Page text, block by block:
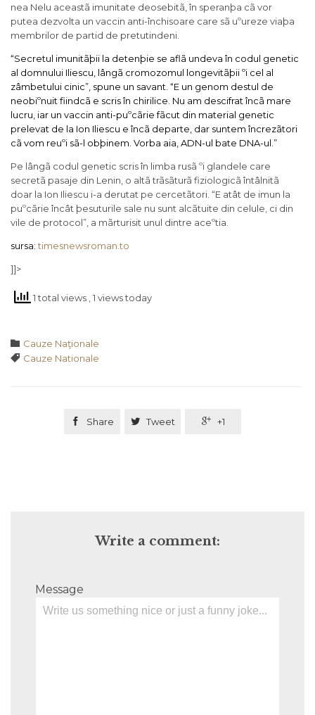
nea Nelu aceastã imunitate deosebitã, în speranþa cã vor
putea dezvolta un vaccin anti-închisoare care sã uºureze viaþa
membrilor de partid de pretutindeni.
“Secretul imunitãþii la detenþie se aflã undeva în codul genetic
al domnului Iliescu, lângã cromozomul longevitãþii ºi cel al
zâmbetului cinic”, spune un savant. “E un genom destul de
neobiºnuit fiindcã e scris în chirilice. Nu am descifrat încã mare
lucru, iar un vaccin anti-puºcãrie fãcut din material genetic
prelevat de la Ion Iliescu e încã departe, dar suntem încrezãtori
cã vom reuºi sã-l obþinem. Vorba aia, ADN-ul bate DNA-ul.”
Pe lângã codul genetic scris în limba rusã ºi glandele care
secretã pasaje din Lenin, o altã trãsãturã fiziologicã întâlnitã
doar la Ion Iliescu i-a derutat pe cercetãtori. “E atât de imun la
puºcãrie încât þesuturile sale nu sunt alcãtuite din celule, ci din
vile de protocol”, a mãrturisit unul dintre aceºtia.
sursa:timesnewsroman.to
]]>
1 total views , 1 views today
 Category
Cauze Naţionale
 Tags
Cauze Nationale
 Share  Tweet  +1
Write a comment:
Message